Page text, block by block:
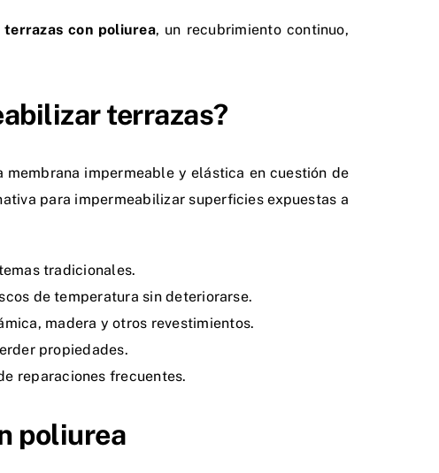
terrazas con poliurea, un recubrimiento continuo,
terrazas?
impermeable y elástica en cuestión de
para impermeabilizar superficies expuestas a
tradicionales.
de temperatura sin deteriorarse.
madera y otros revestimientos.
propiedades.
reparaciones frecuentes.
poliurea